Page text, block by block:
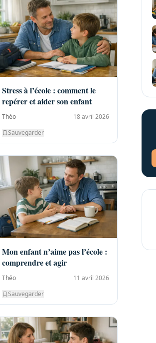
Stress à l’école : comment le
repérer et aider son enfant
Théo
18 avril 2026
Sauvegarder
Mon enfant n’aime pas l’école :
comprendre et agir
Théo
11 avril 2026
Sauvegarder